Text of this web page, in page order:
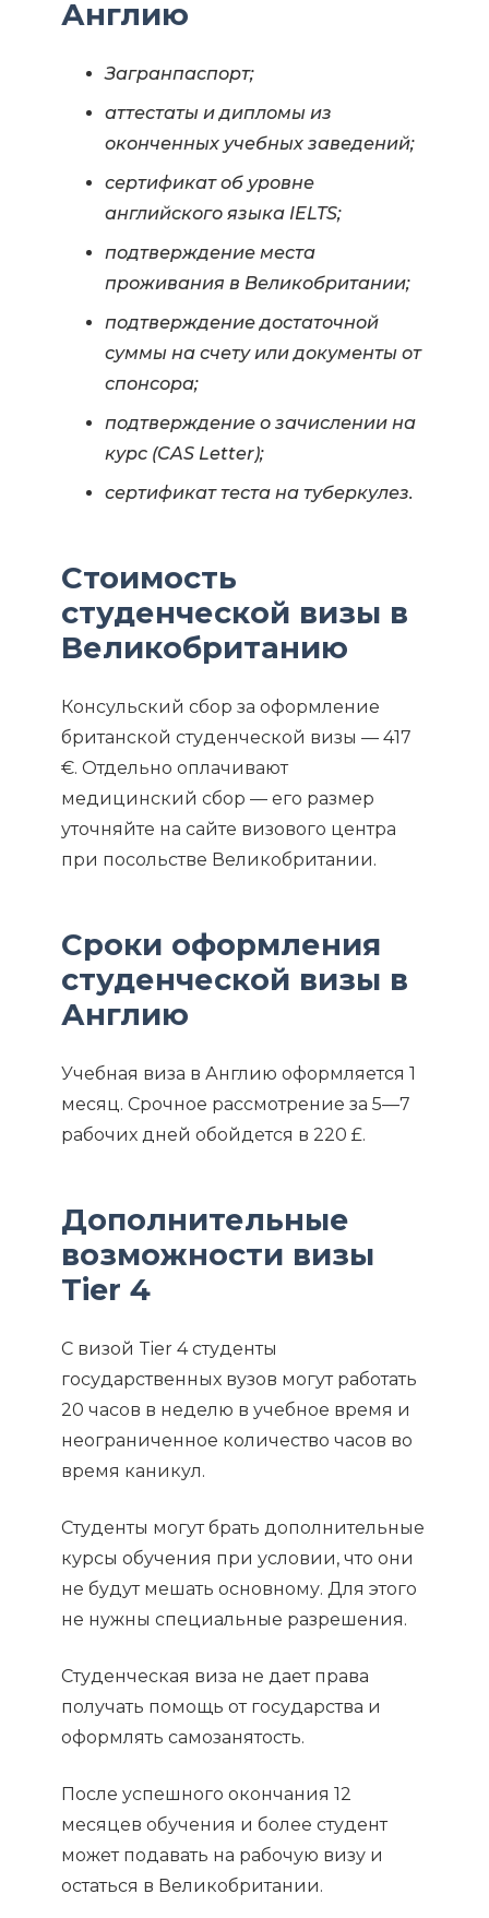
Англию
Загранпаспорт;
аттестаты и дипломы из
оконченных учебных заведений;
сертификат об уровне
английского языка IELTS;
подтверждение места
проживания в Великобритании;
подтверждение достаточной
суммы на счету или документы от
спонсора;
подтверждение о зачислении на
курс (CAS Letter);
сертификат теста на туберкулез.
Стоимость
студенческой визы в
Великобританию
Консульский сбор за оформление
британской студенческой визы — 417
€. Отдельно оплачивают
медицинский сбор — его размер
уточняйте на сайте визового центра
при посольстве Великобритании.
Сроки оформления
студенческой визы в
Англию
Учебная виза в Англию оформляется 1
месяц. Срочное рассмотрение за 5—7
рабочих дней обойдется в 220 £.
Дополнительные
возможности визы
Tier 4
С визой Tier 4 студенты
государственных вузов могут работать
20 часов в неделю в учебное время и
неограниченное количество часов во
время каникул.
Студенты могут брать дополнительные
курсы обучения при условии, что они
не будут мешать основному. Для этого
не нужны специальные разрешения.
Студенческая виза не дает права
получать помощь от государства и
оформлять самозанятость.
После успешного окончания 12
месяцев обучения и более студент
может подавать на рабочую визу и
остаться в Великобритании.